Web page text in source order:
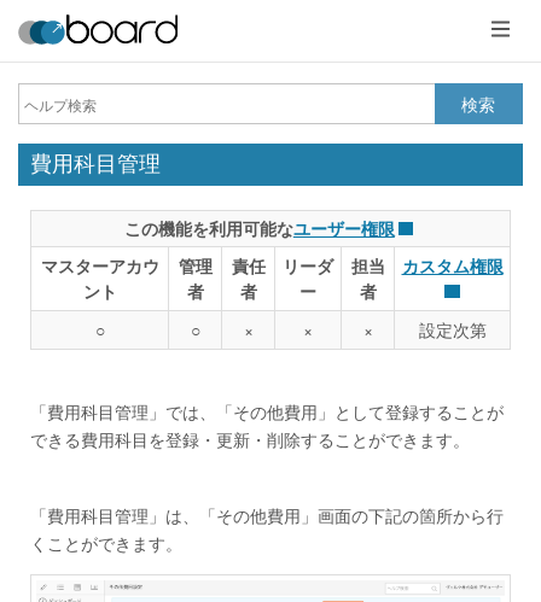
メ
ニ
ュ
ー
検索
費用科目管理
この機能を利用可能なユーザー権限
マスターアカウ
ント
管理
者
責任
者
リーダ
ー
担当
者
カスタム権限
○ ○ × × × 設定次第
「費用科目管理」では、「その他費用」として登録することが
できる費用科目を登録・更新・削除することができます。
「費用科目管理」は、「その他費用」画面の下記の箇所から行
くことができます。